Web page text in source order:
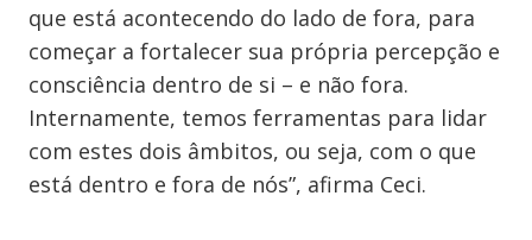
que está acontecendo do lado de fora, para
começar a fortalecer sua própria percepção e
consciência dentro de si – e não fora.
Internamente, temos ferramentas para lidar
com estes dois âmbitos, ou seja, com o que
está dentro e fora de nós”, afirma Ceci.